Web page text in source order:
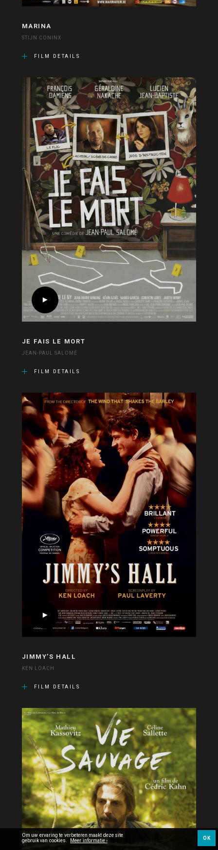
MARINA
STIJN CONINX
FILM DETAILS
JE FAIS LE MORT
JEAN-PAUL SALOMÉ
FILM DETAILS
JIMMY’S HALL
KEN LOACH
FILM DETAILS
Om uw ervaring te verbeteren maakt deze site
gebruik van cookies. Meer informatie › OK